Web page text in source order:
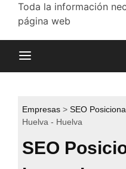
Toda la información
página web
Empresas
SEO
Huelva - Huelva
SEO